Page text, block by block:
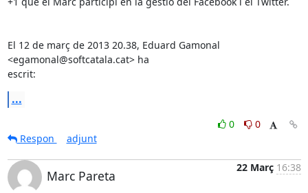
El 12 de març de 2013 20.38, Eduard Gamonal
<egamonal@softcatala.cat> ha
escrit:
...
0
0
Respon
adjunt
Marc Pareta
22 Març 16:38